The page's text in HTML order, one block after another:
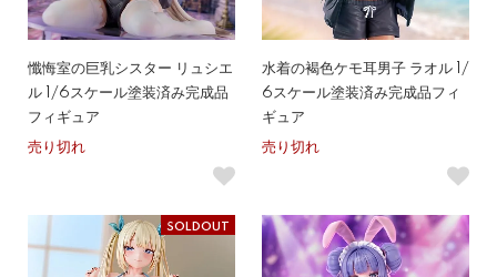
懺悔室の巨乳シスター リュシエ
ル 1/6スケール塗装済み完成品
フィギュア
売り切れ
水着の褐色ケモ耳男子 ラオル 1/
6スケール塗装済み完成品フィ
ギュア
売り切れ
SOLDOUT